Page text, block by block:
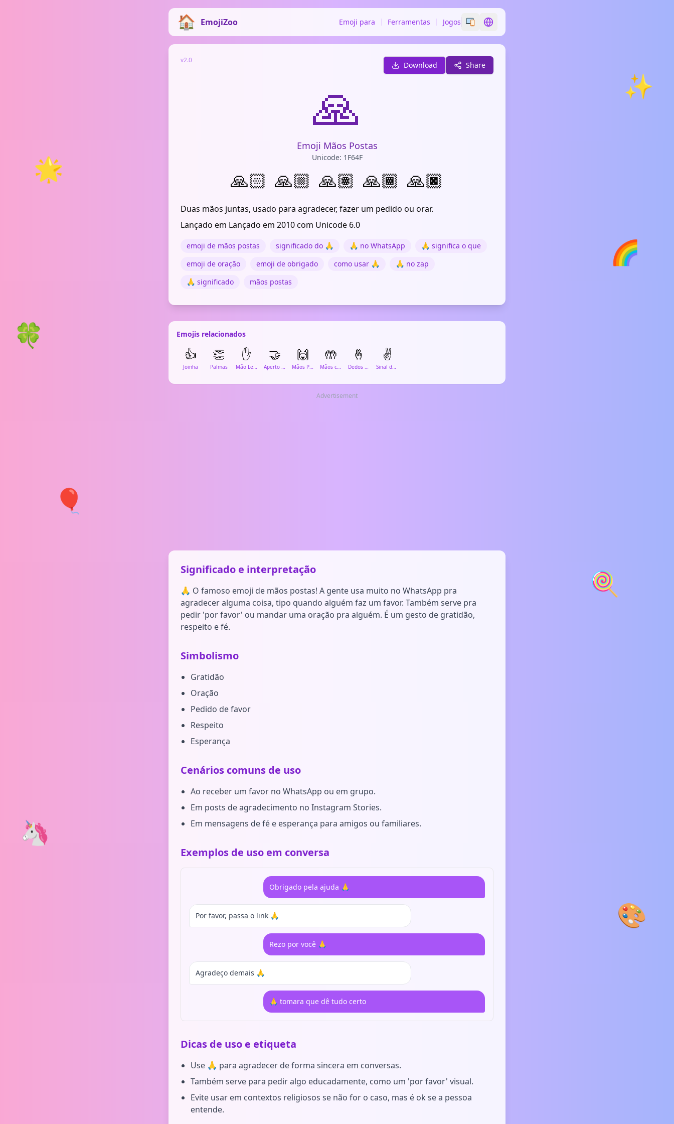
EmojiZoo Emoji para Ferramentas Jogos Switch emoji style
Switch language
🌟
🎈
🦄
🍀
🌈
🍭
🎨
✨
v2.0
Download Share
🙏
Emoji Mãos Postas
Unicode: 1F64F
🙏🏻 🙏🏼 🙏🏽 🙏🏾 🙏🏿
Duas mãos juntas, usado para agradecer, fazer um pedido ou orar.
Lançado em Lançado em 2010 com Unicode 6.0
emoji de mãos postas significado do 🙏 🙏 no WhatsApp
🙏 significa o que
emoji de oração
emoji de obrigado como usar 🙏
🙏 no zap
🙏 significado
mãos postas
Emojis relacionados
👍
Joinha
👏
Palmas
✋
Mão Levantada
🤝
Aperto de Mãos
🙌
Mãos Para Cima
🤲
Mãos com Palmas Para Cima
🤞
Dedos Cruzados
✌️
Sinal de Vitória
Advertisement
Significado e interpretação
🙏 O famoso emoji de mãos postas! A gente usa muito no WhatsApp pra
agradecer alguma coisa, tipo quando alguém faz um favor. Também serve pra
pedir 'por favor' ou mandar uma oração pra alguém. É um gesto de gratidão,
respeito e fé.
Simbolismo
Gratidão
Oração
Pedido de favor
Respeito
Esperança
Cenários comuns de uso
Ao receber um favor no WhatsApp ou em grupo.
Em posts de agradecimento no Instagram Stories.
Em mensagens de fé e esperança para amigos ou familiares.
Exemplos de uso em conversa
Obrigado pela ajuda 🙏
Por favor, passa o link 🙏
Rezo por você 🙏
Agradeço demais 🙏
🙏 tomara que dê tudo certo
Dicas de uso e etiqueta
Use 🙏 para agradecer de forma sincera em conversas.
Também serve para pedir algo educadamente, como um 'por favor' visual.
Evite usar em contextos religiosos se não for o caso, mas é ok se a pessoa
entende.